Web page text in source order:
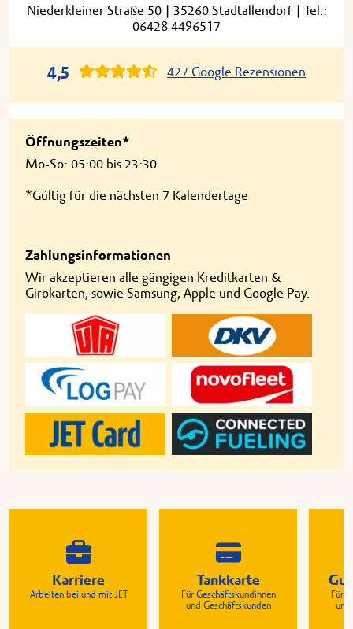
Niederkleiner Straße 50| 35260 Stadtallendorf| Tel.:
06428 4496517
4,5 427 Google Rezensionen
Öffnungszeiten*
Mo-So: 05:00 bis 23:30
*Gültig für die nächsten 7 Kalendertage
Zahlungsinformationen
Wir akzeptieren alle gängigen Kreditkarten &
Girokarten, sowie Samsung, Apple und Google Pay.
Karriere
Arbeiten bei und mit JET
Tankkarte
Für Geschäftskundinnen
und Geschäftskunden
Für
und